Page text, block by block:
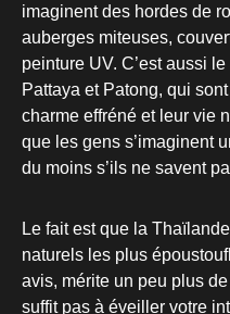
imaginent des hordes de
auberges miteuses,
peinture UV. C’est aussi
Pattaya et Patong, qui
charme effréné et leur vie
que les gens s’imaginent
du moins s’ils ne savent
Le fait est que la
naturels les plus
avis, mérite un peu plus
suffit pas à éveiller votre